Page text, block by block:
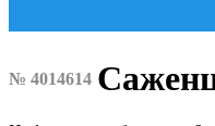
№ 4014614